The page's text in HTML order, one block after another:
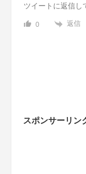
ツイートに返信し
0 返信
スポンサーリン